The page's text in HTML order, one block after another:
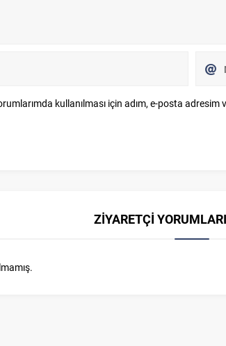
kullanılması için adım, e-posta
ZİYARETÇİ